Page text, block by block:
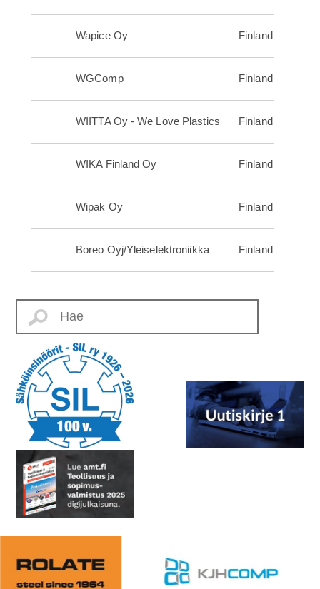
Wapice Oy Finland
WGComp Finland
WIITTA Oy - We Love Plastics Finland
WIKA Finland Oy Finland
Wipak Oy Finland
Boreo Oyj/Yleiselektroniikka Finland